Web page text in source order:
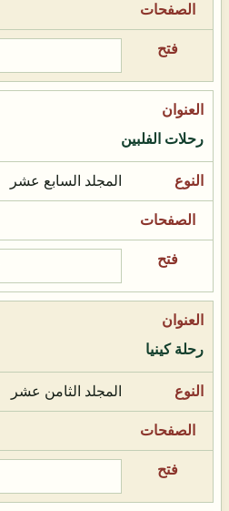
رحلات الفلبين
المجلد السابع عشر
رحلة كينيا
المجلد الثامن عشر